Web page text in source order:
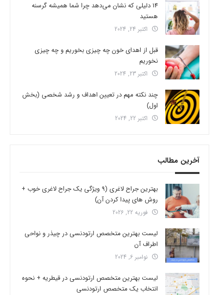
14 دلیلی که نشان می‌دهد چرا شما همیشه گرسنه
هستید
اکتبر 24, 2024
قبل از اهدای خون چه چیزی بخوریم و چه چیزی
نخوریم
اکتبر 23, 2024
چند نکته مهم در تعیین اهداف و رشد شخصی (بخش
اول)
اکتبر 22, 2024
آخرین مطالب
بهترین جراح لاغری (9 ویژگی یک جراح لاغری خوب +
روش های پیدا کردن آن)
فوریه 22, 2026
لیست بهترین متخصص ارتودنسی در چیذر و نواحی
اطراف آن
نوامبر 6, 2024
لیست بهترین متخصص ارتودنسی در قیطریه + نحوه
انتخاب یک متخصص ارتودنسی